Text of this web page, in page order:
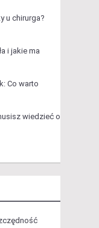
u chirurga?
i jakie ma
Co warto
wiedzieć o